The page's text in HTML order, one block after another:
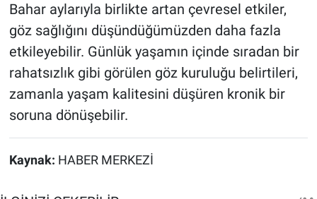
Bahar aylarıyla birlikte artan çevresel etkiler,
göz sağlığını düşündüğümüzden daha fazla
etkileyebilir. Günlük yaşamın içinde sıradan bir
rahatsızlık gibi görülen göz kuruluğu belirtileri,
zamanla yaşam kalitesini düşüren kronik bir
soruna dönüşebilir.
Kaynak: HABER MERKEZİ